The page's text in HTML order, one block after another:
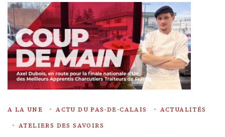
A LA UNE ACTU DU PAS-DE-CALAIS
ACTUALITÉS
ATELIERS DES SAVOIRS